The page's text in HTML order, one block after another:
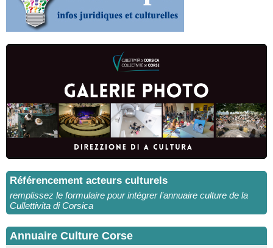
Référencement acteurs culturels
remplissez le formulaire pour intégrer l’annuaire culture de la
Cullettivita di Corsica
Annuaire Culture Corse